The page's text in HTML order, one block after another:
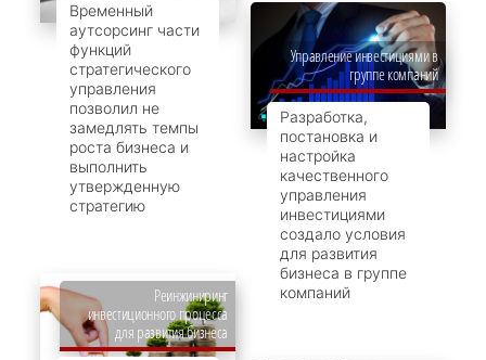
Временный
аутсорсинг части
функций
стратегического
управления
позволил не
замедлять темпы
роста бизнеса и
выполнить
утвержденную
стратегию
Управление инвестициями в
группе компаний
Разработка,
постановка и
настройка
качественного
управления
инвестициями
создало условия
для развития
бизнеса в группе
компаний
Реинжиниринг
инвестиционного процесса
для развития бизнеса